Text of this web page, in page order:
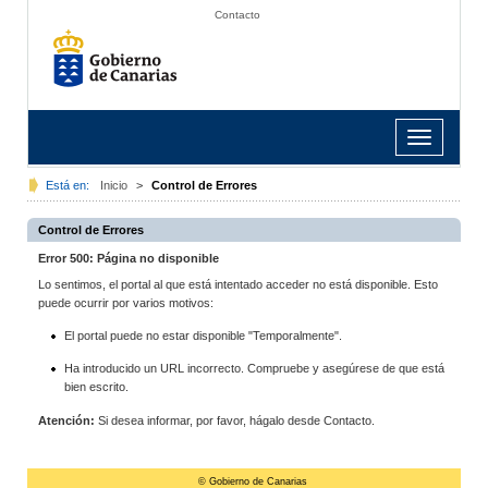
Contacto
Toggle
navigation
Está en: Inicio > Control de Errores
Control de Errores
Error 500: Página no disponible
Lo sentimos, el portal al que está intentado acceder no está disponible. Esto
puede ocurrir por varios motivos:
El portal puede no estar disponible "Temporalmente".
Ha introducido un URL incorrecto. Compruebe y asegúrese de que está
bien escrito.
Atención: Si desea informar, por favor, hágalo desde Contacto.
© Gobierno de Canarias